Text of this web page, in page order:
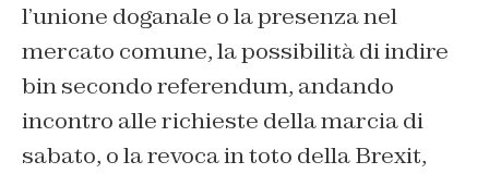
l’unione doganale o la presenza nel
mercato comune, la possibilità di indire
bin secondo referendum, andando
incontro alle richieste della marcia di
sabato, o la revoca in toto della Brexit,